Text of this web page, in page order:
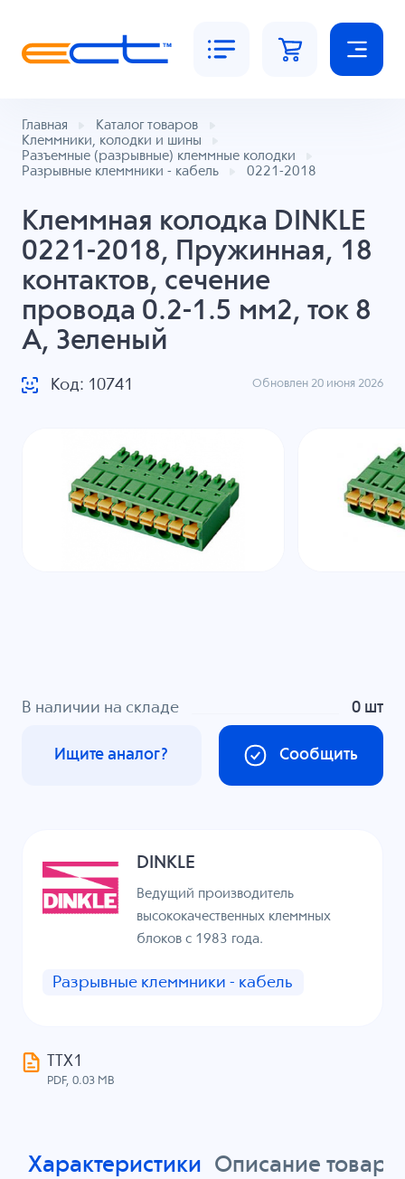
Главная
Каталог товаров
Клеммники, колодки и шины
Разъемные (разрывные) клеммные колодки
Разрывные клеммники - кабель
0221-2018
Клеммная колодка DINKLE
0221-2018, Пружинная, 18
контактов, сечение
провода 0.2-1.5 мм2, ток 8
A, Зеленый
Код: 10741 Обновлен 20 июня 2026
В наличии на складе 0 шт
Сообщить
Ищите аналог?
DINKLE
Ведущий производитель
высококачественных клеммных
блоков с 1983 года.
Разрывные клеммники - кабель
ТТХ1
PDF, 0.03 MB
Характеристики Описание товара